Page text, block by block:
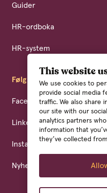
This website
We use cookies to
provide social media
traffic. We also share
our site with our
analytics partners
information that
they’ve collected
Guider
HR-ordboka
HR-system
Følg oss
Facebook
LinkedIn
Instagram
Nyhetsbrev